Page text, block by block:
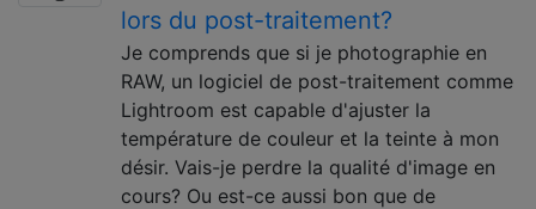
lors du post-traitement?
Je comprends que si je photographie en
RAW, un logiciel de post-traitement comme
Lightroom est capable d'ajuster la
température de couleur et la teinte à mon
désir. Vais-je perdre la qualité d'image en
cours? Ou est-ce aussi bon que de